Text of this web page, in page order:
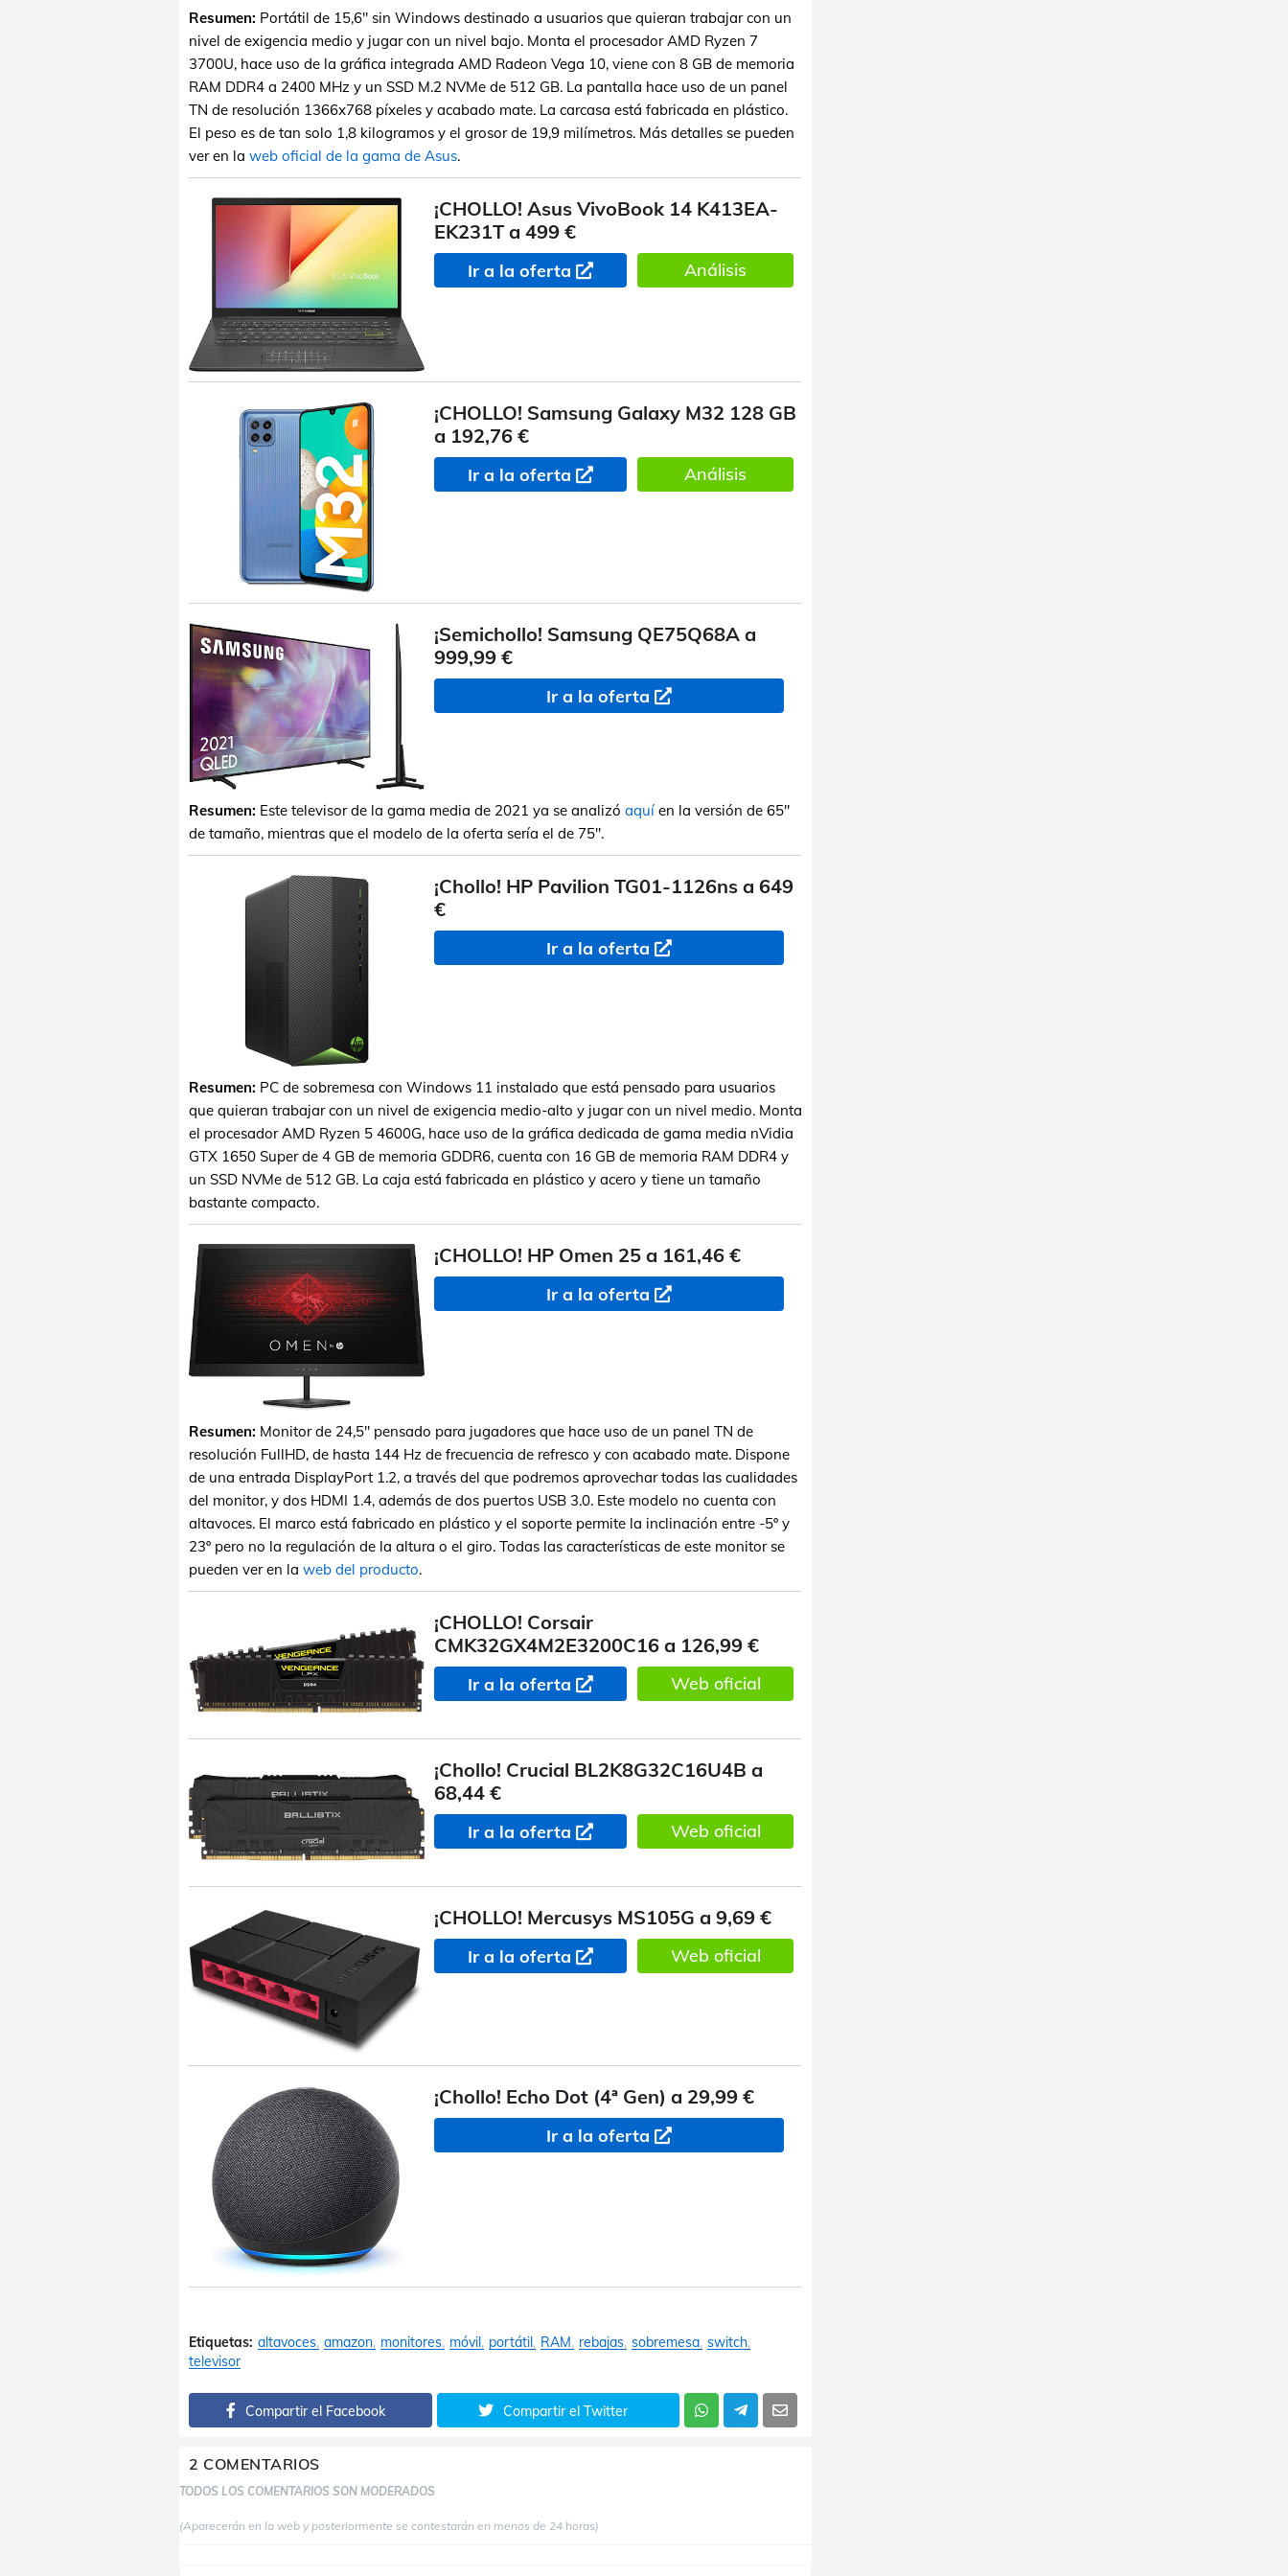
Resumen: Portátil de 15,6" sin Windows destinado a usuarios que quieran trabajar con un
nivel de exigencia medio y jugar con un nivel bajo. Monta el procesador AMD Ryzen 7
3700U, hace uso de la gráfica integrada AMD Radeon Vega 10, viene con 8 GB de memoria
RAM DDR4 a 2400 MHz y un SSD M.2 NVMe de 512 GB. La pantalla hace uso de un panel
TN de resolución 1366x768 píxeles y acabado mate. La carcasa está fabricada en plástico.
El peso es de tan solo 1,8 kilogramos y el grosor de 19,9 milímetros. Más detalles se pueden
ver en la web oficial de la gama de Asus.
¡CHOLLO! Asus VivoBook 14 K413EA-
EK231T a 499 €
Ir a la oferta Análisis
¡CHOLLO! Samsung Galaxy M32 128 GB
a 192,76 €
Ir a la oferta Análisis
¡Semichollo! Samsung QE75Q68A a
999,99 €
Ir a la oferta
Resumen: Este televisor de la gama media de 2021 ya se analizó aquí en la versión de 65"
de tamaño, mientras que el modelo de la oferta sería el de 75".
¡Chollo! HP Pavilion TG01-1126ns a 649
€
Ir a la oferta
Resumen: PC de sobremesa con Windows 11 instalado que está pensado para usuarios
que quieran trabajar con un nivel de exigencia medio-alto y jugar con un nivel medio. Monta
el procesador AMD Ryzen 5 4600G, hace uso de la gráfica dedicada de gama media nVidia
GTX 1650 Super de 4 GB de memoria GDDR6, cuenta con 16 GB de memoria RAM DDR4 y
un SSD NVMe de 512 GB. La caja está fabricada en plástico y acero y tiene un tamaño
bastante compacto.
¡CHOLLO! HP Omen 25 a 161,46 €
Ir a la oferta
Resumen: Monitor de 24,5" pensado para jugadores que hace uso de un panel TN de
resolución FullHD, de hasta 144 Hz de frecuencia de refresco y con acabado mate. Dispone
de una entrada DisplayPort 1.2, a través del que podremos aprovechar todas las cualidades
del monitor, y dos HDMI 1.4, además de dos puertos USB 3.0. Este modelo no cuenta con
altavoces. El marco está fabricado en plástico y el soporte permite la inclinación entre -5º y
23º pero no la regulación de la altura o el giro. Todas las características de este monitor se
pueden ver en la web del producto.
¡CHOLLO! Corsair
CMK32GX4M2E3200C16 a 126,99 €
Ir a la oferta Web oficial
¡Chollo! Crucial BL2K8G32C16U4B a
68,44 €
Ir a la oferta Web oficial
¡CHOLLO! Mercusys MS105G a 9,69 €
Ir a la oferta Web oficial
¡Chollo! Echo Dot (4ª Gen) a 29,99 €
Ir a la oferta
Etiquetas: altavoces amazon monitores móvil portátil RAM rebajas sobremesa switch
televisor
Compartir el Facebook Compartir el Twitter
2 COMENTARIOS
TODOS LOS COMENTARIOS SON MODERADOS
(Aparecerán en la web y posteriormente se contestarán en menos de 24 horas)